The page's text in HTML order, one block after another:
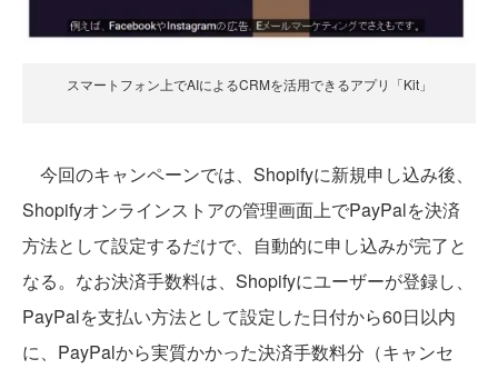
スマートフォン上でAIによるCRMを活用できるアプリ「Kit」
今回のキャンペーンでは、Shopifyに新規申し込み後、
Shopifyオンラインストアの管理画面上でPayPalを決済
方法として設定するだけで、自動的に申し込みが完了と
なる。なお決済手数料は、Shopifyにユーザーが登録し、
PayPalを支払い方法として設定した日付から60日以内
に、PayPalから実質かかった決済手数料分（キャンセ